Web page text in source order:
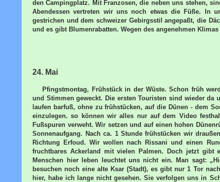
den Campingplatz. Mit Franzosen, die neben uns stehen,
Abendessen vertreten wir uns noch etwas die Füße. In
gestrichen und dem schweizer Gebirgsstil angepaßt, die
und es gibt Blumenrabatten. Wegen des angenehmen
24. Mai
Pfingstmontag, Frühstück in der Wüste. Schon früh
und Stimmen geweckt. Die ersten Touristen sind wieder
laufen barfuß, ohne zu frühstücken, auf die Dünen - dem
einzulegen. so können wir alles nur auf dem Video
Fußspuren verweht. Wir setzen und auf einen hohen
Sonnenaufgang. Nach ca. 1 Stunde frühstücken wir
Richtung Erfoud. Wir wollen nach Rissani und einen
fruchtbares Ackerland mit vielen Palmen. Doch jetzt
Menschen hier leben leuchtet uns nicht ein. Man sagt:
besuchen noch eine alte Ksar (Stadt), es gibt nur 1 Tor
hier, habe ich lange nicht gesehen. Sie verfolgen uns in